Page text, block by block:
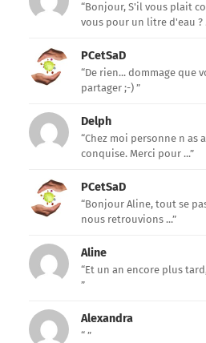
“Bonjour, S'il vous plait
vous pour un litre d'eau ?
PCetSaD
“De rien... dommage que
partager ;-) ”
Delph
“Chez moi personne n as
conquise. Merci pour ...”
PCetSaD
“Bonjour Aline, tout se
nous retrouvions ...”
Aline
“Et un an encore plus
”
Alexandra
“ ”